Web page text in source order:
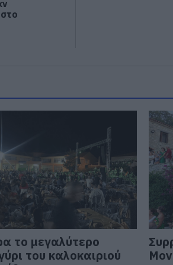
το μεγαλύτερο
του καλοκαιριού